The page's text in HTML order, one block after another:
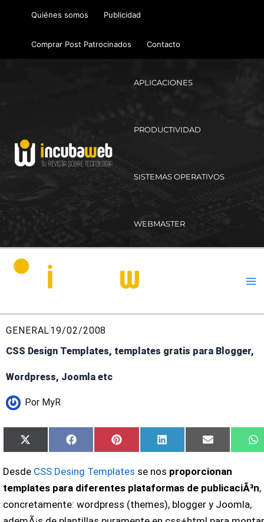
Quiénes somos Publicidad
Comprar Post Patrocinados Contacto
APLICACIONES
PRODUCTIVIDAD
SISTEMAS OPERATIVOS
WEBMASTER
GENERAL19/02/2008
CSS Design Templates, templates gratis para Blogger,
Wordpress, Joomla etc
Por MyR
Compartir
en
X
(Twitter)
Compartir
en
Facebook Compartir
en
Pinterest Compartir
en
LinkedIn
Compartir
en
Email
Desde CSS Desing Templates se nos proporcionan
templates para diferentes plataformas de publicaciÃ³n,
concretamente: wordpress (themes), blogger y Joomla,